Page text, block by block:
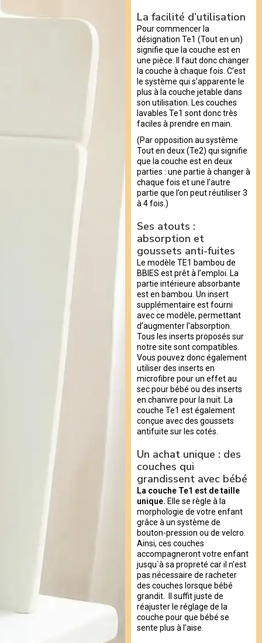
La facilité d’utilisation
Pour commencer la
désignation Te1 (Tout en un)
signifie que la couche est en
une pièce. Il faut donc changer
la couche à chaque fois. C’est
le système qui s’apparente le
plus à la couche jetable dans
son utilisation. Les couches
lavables Te1 sont donc très
faciles à prendre en main.
(Par opposition au système
Tout en deux (Te2) qui signifie
que la couche est en deux
parties : une partie à changer à
chaque fois et une l’autre
partie que l’on peut réutiliser 3
à 4 fois.)
Ses atouts :
absorption et
goussets anti-fuites
Le modèle TE1 bambou de
BBIES est prêt à l’emploi. La
partie intérieure absorbante
est en bambou. Un insert
supplémentaire est fourni
avec ce modèle, permettant
d’augmenter l’absorption.
Tous les inserts proposés sur
notre site sont compatibles.
Vous pouvez donc également
utiliser des inserts en
microfibre pour un effet au
sec pour bébé ou des inserts
en chanvre pour la nuit. La
couche Te1 est également
conçue avec des goussets
antifuite sur les cotés.
Un achat unique : des
couches qui
grandissent avec bébé
La couche Te1 est de taille
unique. Elle se règle à la
morphologie de votre enfant
grâce à un système de
bouton-pression ou de velcro.
Ainsi, ces couches
accompagneront votre enfant
jusqu`à sa propreté car il n’est
pas nécessaire de racheter
des couches lorsque bébé
grandit. Il suffit juste de
réajuster le réglage de la
couche pour que bébé se
sente plus à l’aise.